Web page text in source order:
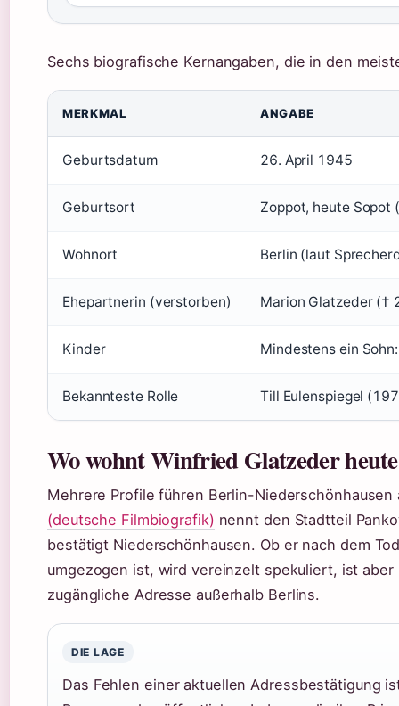
Sechs biografische Kernangaben, die in den
MERKMAL ANGABE
Geburtsdatum 26. April 1945
Geburtsort Zoppot, heute Sopot
Wohnort Berlin (laut
Ehepartnerin (verstorben) Marion Glatzeder (†
Kinder Mindestens ein
Bekannteste Rolle Till Eulenspiegel
Wo wohnt Winfried Glatzeder
Mehrere Profile führen Berlin-
(deutsche Filmbiografik) nennt den Stadtteil
bestätigt Niederschönhausen. Ob er nach dem
umgezogen ist, wird vereinzelt spekuliert, ist
zugängliche Adresse außerhalb Berlins.
DIE LAGE
Das Fehlen einer aktuellen Adressbestätigung